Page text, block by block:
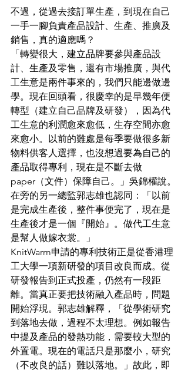
不過，從過去接訂單生產，到現在自己
一手一腳負責產品設計、生產、推廣及
銷售，真的適應嗎？
「轉變很大，建立品牌要參與產品設
計、生產及零售，還有市場推廣，與代
工生意是兩件事來的，我們只能邊做邊
學。現在回頭看，很慶幸的是早幾年便
轉型（建立自己品牌及研發），因為代
工生意的利潤愈來愈低，生存空間亦愈
來愈小。以前的難處是每季要做很多新
物料供客人選擇，也沒想過要為自己的
產品取得專利，現在是不斷去做
paper（文件）保障自己。」吳錦權說。
在旁的另一總監郭志雄也認同：「以前
是完成生產後，整件事便完了，現在是
生產後才是一個『開始』。做代工生意
是幫人做嫁衣裳。」
KnitWarm申請的專利技術正是從香港理
工大學一項新研發的項目改良而成。從
研發報告到正式投產，仍然有一段距
離。當真正要把技術融入產品時，問題
開始浮現。郭志雄解釋，「從學術研究
到落地去做，過程不太理想。例如報告
中提及產品的發熱功能，需要較大型的
外置電。現在的電話只是那麼小，研究
（不改良的話）難以落地。」故此，即